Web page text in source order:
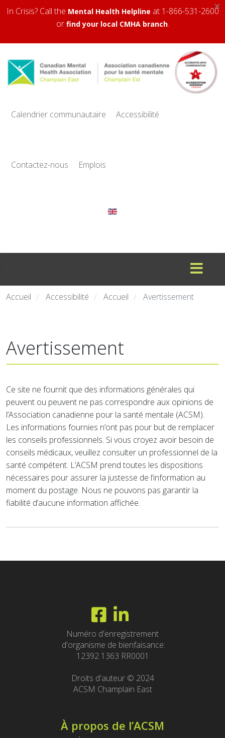
×
In Crisis? Call the Mental Health Helpline at 1-866-531-2600
or find your local CMHA branch.
Calendrier communautaire Accessibilité
Contactez-nous Emplois
Accueil / Accessibilité / Accueil / Avertissement
Avertissement
Ce site ne fournit que des informations générales qui
peuvent ou peuvent ne pas correspondre aux opinions de
l’Association canadienne pour la santé mentale (ACSM).
Les informations fournies n’ont pas pour but de remplacer
les conseils professionnels. Si vous croyez avoir besoin de
conseils médicaux, veuillez consulter un professionnel de la
santé compétent. L’ACSM prend toutes les dispositions
nécessaires pour assurer la justesse de l’information au
moment du postage. Nous ne pouvons pas garantir la
fiabilité d’aucune information affichée.
Numéro d'enregistrement
d'organisme de bienfaisance:
12392 1363 RR0001
Droits d'auteur © 2024
ACSM Champlain East
À propos de l’ACSM